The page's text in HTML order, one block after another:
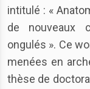
intitulé : «
de nouveaux
ongulés ». Ce
menées en
thèse de